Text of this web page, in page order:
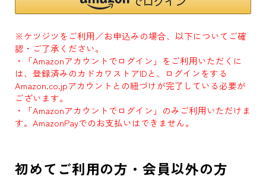
※ケツジツをご利用／お申込みの場合、以下についてご確
認・ご了承ください。
・「Amazonアカウントでログイン」をご利用いただくに
は、登録済みのカドカワストアIDと、ログインをする
Amazon.co.jpアカウントとの紐づけが完了している必要が
ございます。
・「Amazonアカウントでログイン」のみご利用いただけま
す。AmazonPayでのお支払いはできません。
初めてご利用の方・会員以外の方